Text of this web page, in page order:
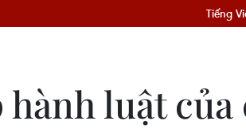
Tiếng
luật của